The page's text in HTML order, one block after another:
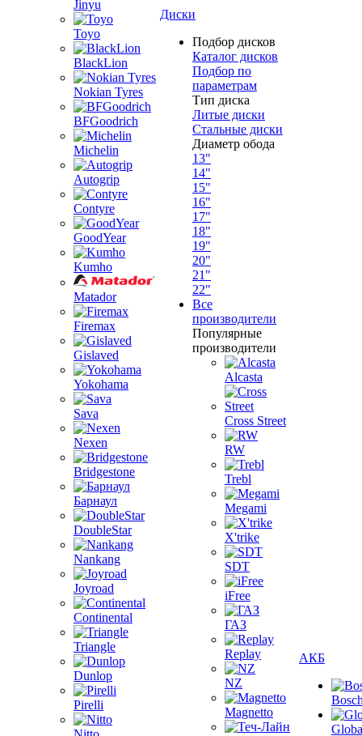
Jinyu
Toyo
BlackLion
Nokian Tyres
BFGoodrich
Michelin
Autogrip
Contyre
GoodYear
Kumho
Matador
Firemax
Gislaved
Yokohama
Sava
Nexen
Bridgestone
Барнаул
DoubleStar
Nankang
Joyroad
Continental
Triangle
Dunlop
Pirelli
Диски
Подбор дисков
Каталог дисков
Подбор по
параметрам
Тип диска
Литые диски
Стальные диски
Диаметр обода
13"
14"
15"
16"
17"
18"
19"
20"
21"
22"
Все
производители
Популярные
производители
Alcasta
Cross Street
RW
Trebl
Megami
X'trike
SDT
iFree
ГАЗ
Replay
NZ
Magnetto
АКБ